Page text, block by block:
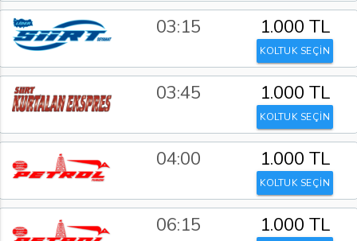
03:15 1.000 TL
KOLTUK SEÇİN
03:45 1.000 TL
KOLTUK SEÇİN
04:00 1.000 TL
KOLTUK SEÇİN
06:15 1.000 TL